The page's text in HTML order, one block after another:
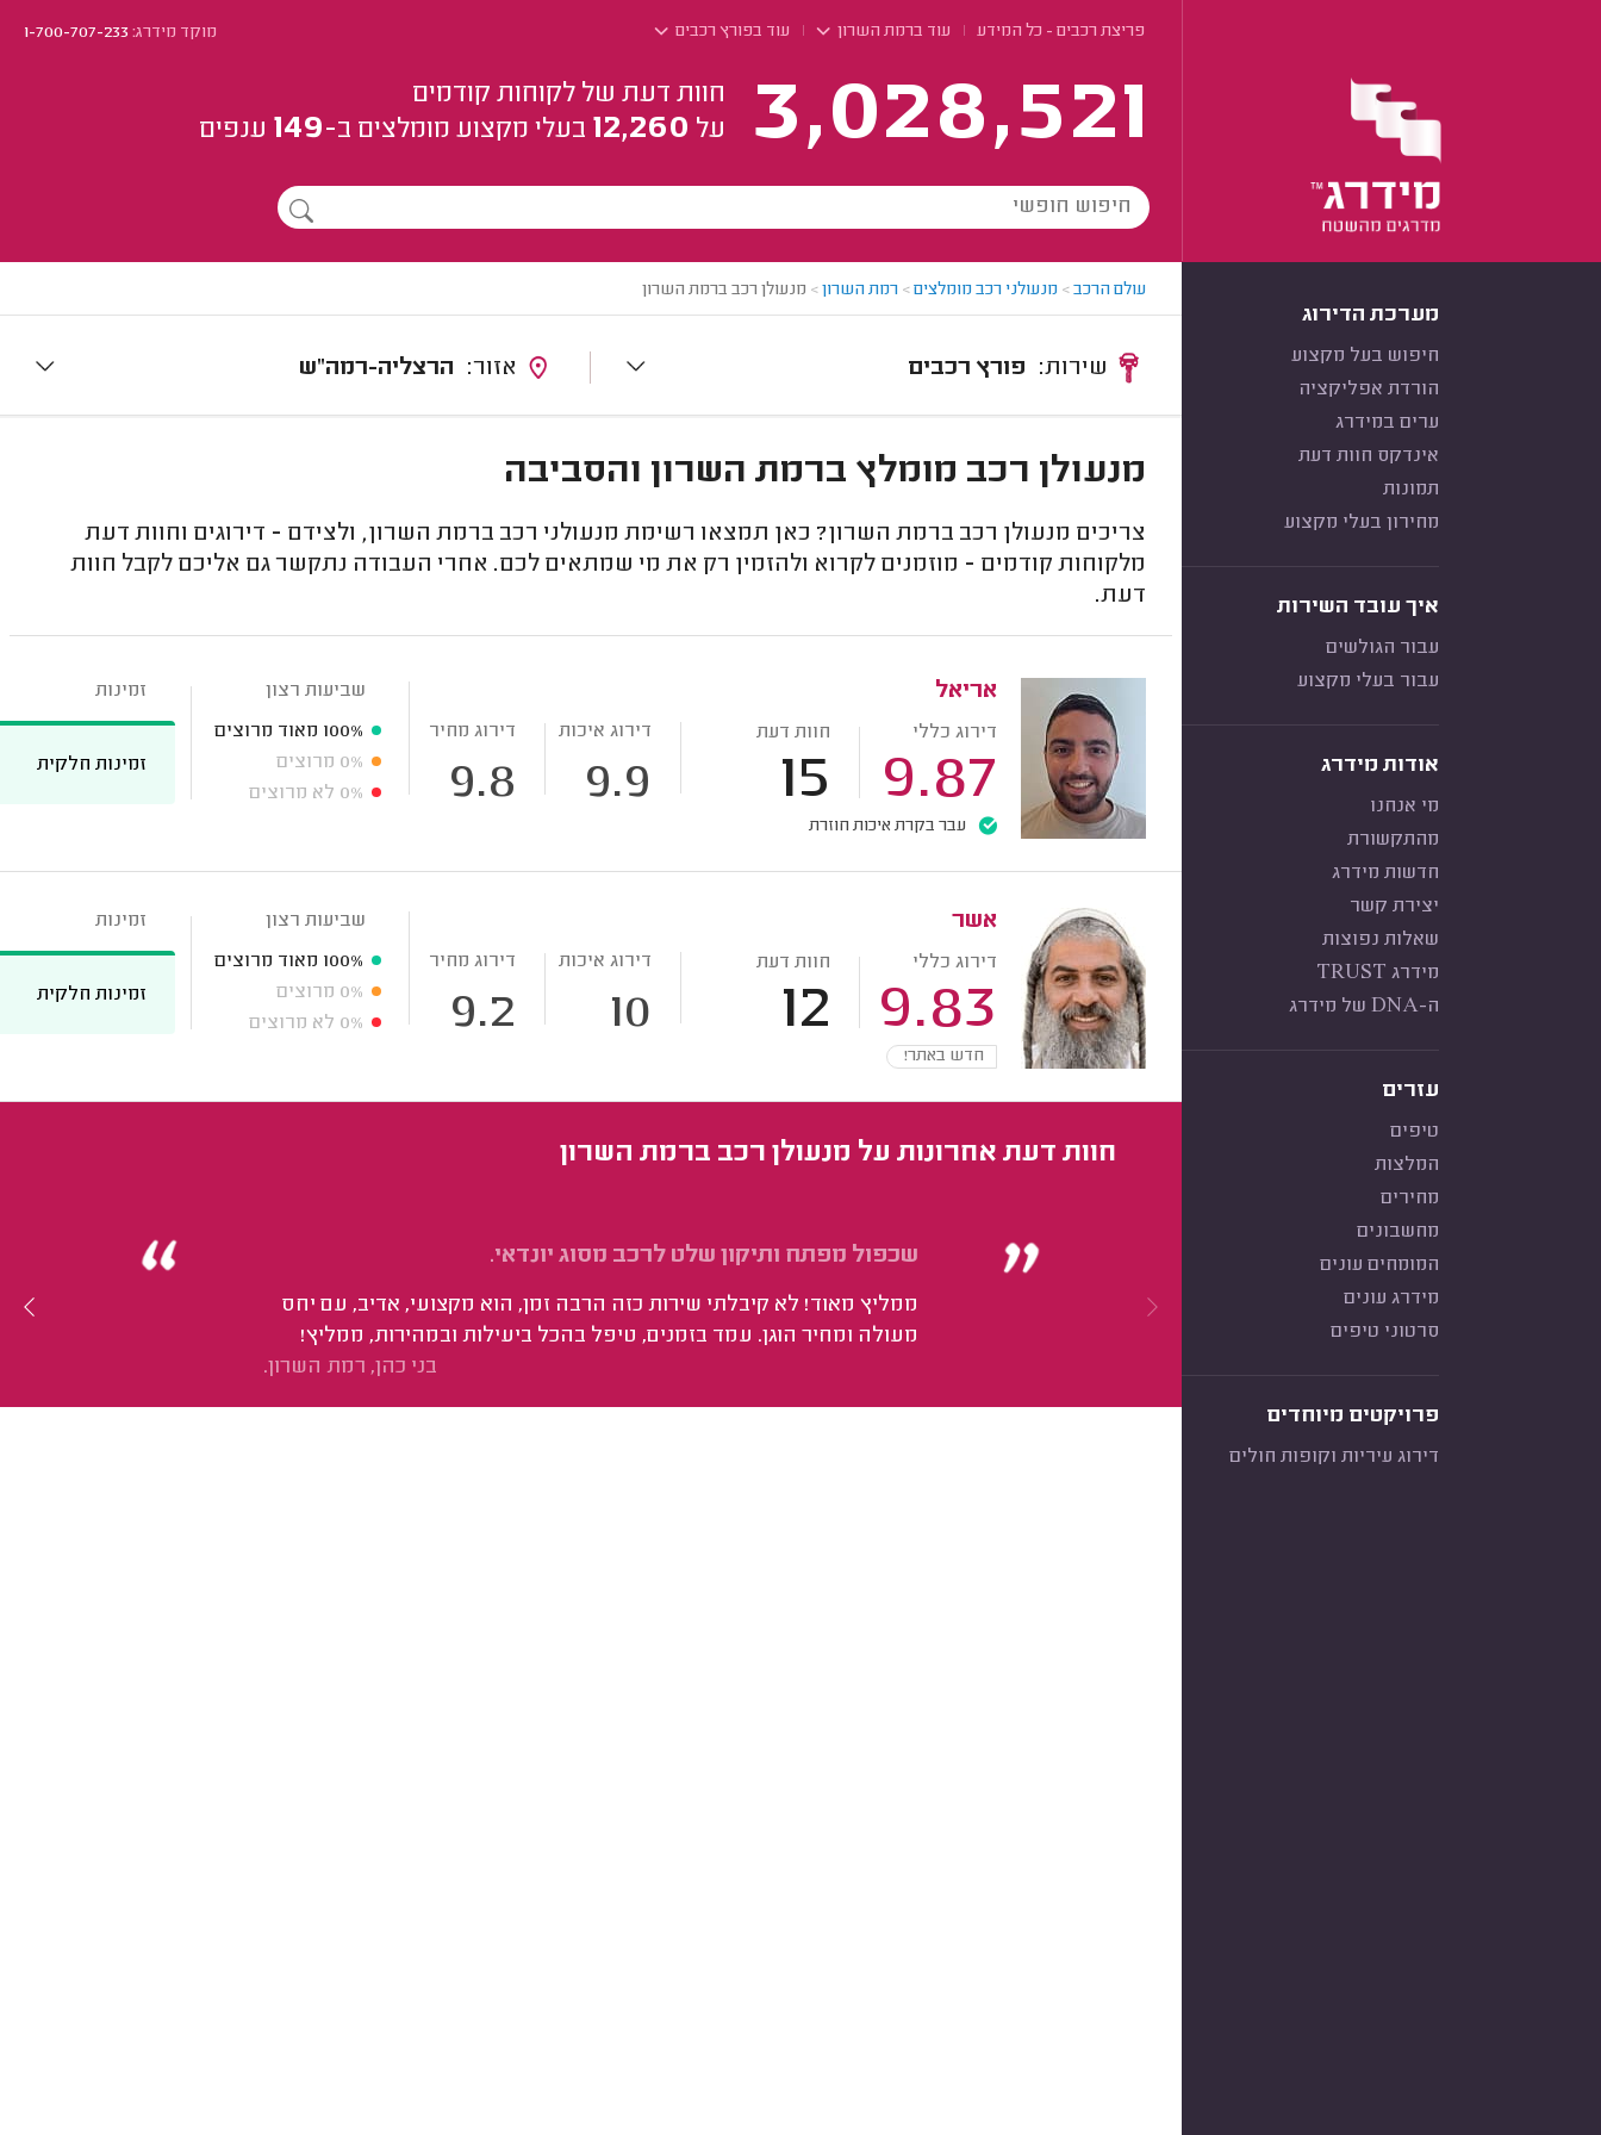
פריצת רכבים - כל המידע עוד ברמת השרון עוד בפורץ רכבים מוקד מידרג:1-700-707-233
3,028,521
חוות דעת של לקוחות קודמים
על 12,260 בעלי מקצוע מומלצים ב-149 ענפים
מערכת הדירוג
חיפוש בעל מקצוע
הורדת אפליקציה
ערים במידרג
אינדקס חוות דעת
תמונות
מחירון בעלי מקצוע
איך עובד השירות
עבור הגולשים
עבור בעלי מקצוע
אודות מידרג
מי אנחנו
מהתקשורת
חדשות מידרג
יצירת קשר
שאלות נפוצות
מידרג TRUST
ה-DNA של מידרג
עזרים
טיפים
המלצות
מחירים
מחשבונים
המומחים עונים
מידרג עונים
סרטוני טיפים
פרויקטים מיוחדים
דירוג עיריות וקופות חולים
עולם הרכב> מנעולני רכב מומלצים> רמת השרון> מנעולן רכב ברמת השרון
פורץ רכבים הרצליה-רמה"ש
מנעולן רכב מומלץ ברמת השרון והסביבה
צריכים מנעולן רכב ברמת השרון? כאן תמצאו רשימת מנעולני רכב ברמת השרון, ולצידם - דירוגים וחוות דעת
מלקוחות קודמים - מוזמנים לקרוא ולהזמין רק את מי שמתאים לכם. אחרי העבודה נתקשר גם אליכם לקבל חוות
דעת.
אריאל
דירוג כללי
9.87
חוות דעת
15
דירוג איכות
9.9
דירוג מחיר
9.8
עבר בקרת איכות חוזרת
שביעות רצון
100% מאוד מרוצים
0% מרוצים
0% לא מרוצים
זמינות
זמינות חלקית
אשר
דירוג כללי
9.83
חוות דעת
12
דירוג איכות
10
דירוג מחיר
9.2
חדש באתר!
שביעות רצון
100% מאוד מרוצים
0% מרוצים
0% לא מרוצים
זמינות
זמינות חלקית
חוות דעת אחרונות על מנעולן רכב ברמת השרון
שכפול מפתח ותיקון שלט לרכב מסוג יונדאי.
ממליץ מאוד! לא קיבלתי שירות כזה הרבה זמן, הוא מקצועי, אדיב, עם יחס
מעולה ומחיר הוגן. עמד בזמנים, טיפל בהכל ביעילות ובמהירות, ממליץ!
בני כהן, רמת השרון.